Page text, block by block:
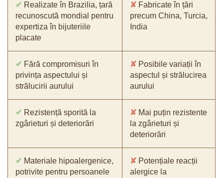
✔ Realizate în Brazilia, țară
recunoscută mondial pentru
expertiza în bijuteriile
placate
✘ Fabricate în țări
precum China, Turcia,
India
✔ Fără compromisuri în
privința aspectului și
strălucirii aurului
✘ Posibile variații în
aspectul și strălucirea
aurului
✔ Rezistență sporită la
zgârieturi și deteriorări
✘ Mai puțin rezistente
la zgârieturi și
deteriorări
✔ Materiale hipoalergenice,
potrivite pentru persoanele
✘ Potențiale reacții
alergice la